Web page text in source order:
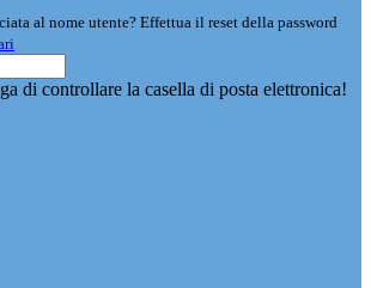
al nome utente? Effettua il reset della password
di controllare la casella di posta elettronica!